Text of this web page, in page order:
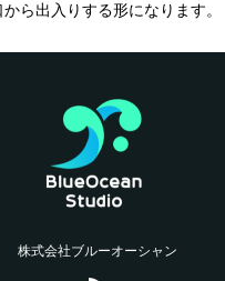
から出入りする形になります。
株式会社ブルーオーシャン